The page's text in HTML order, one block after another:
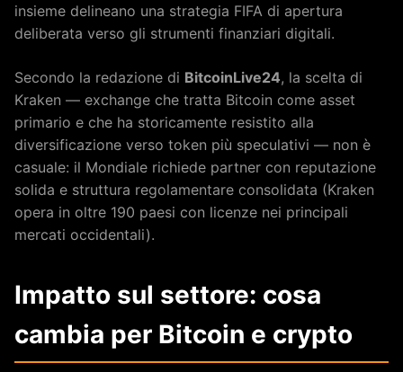
insieme delineano una strategia FIFA di apertura
deliberata verso gli strumenti finanziari digitali.
Secondo la redazione di BitcoinLive24, la scelta di
Kraken — exchange che tratta Bitcoin come asset
primario e che ha storicamente resistito alla
diversificazione verso token più speculativi — non è
casuale: il Mondiale richiede partner con reputazione
solida e struttura regolamentare consolidata (Kraken
opera in oltre 190 paesi con licenze nei principali
mercati occidentali).
Impatto sul settore: cosa
cambia per Bitcoin e crypto